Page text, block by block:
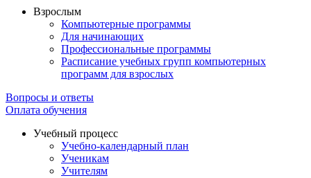
Взрослым
Компьютерные программы
Для начинающих
Профессиональные программы
Расписание учебных групп компьютерных
программ для взрослых
Вопросы и ответы
Оплата обучения
Учебный процесс
Учебно-календарный план
Ученикам
Учителям